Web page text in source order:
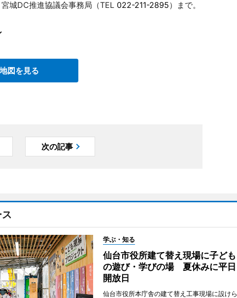
城DC推進協議会事務局（TEL 022-211-2895）まで。
地図を見る
次の記事
学ぶ・知る
仙台市役所建て替え現場に子ども
の遊び・学びの場 夏休みに平日
開放日
仙台市役所本庁舎の建て替え工事現場に設けら